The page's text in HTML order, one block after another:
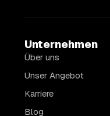
Unternehmen
Über uns
Unser Angebot
Karriere
Blog